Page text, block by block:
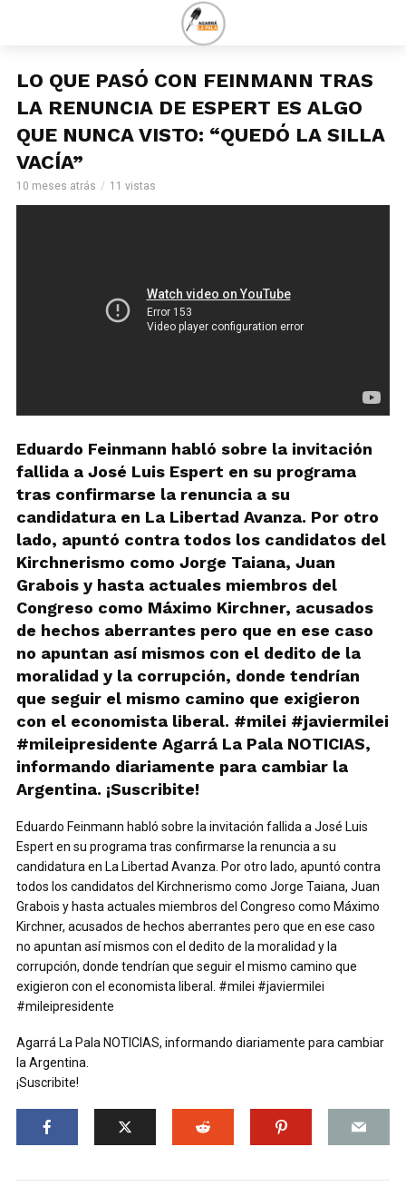
LO QUE PASÓ CON FEINMANN TRAS
LA RENUNCIA DE ESPERT ES ALGO
QUE NUNCA VISTO: “QUEDÓ LA SILLA
VACÍA”
10 meses atrás 11 vistas
Eduardo Feinmann habló sobre la invitación
fallida a José Luis Espert en su programa
tras confirmarse la renuncia a su
candidatura en La Libertad Avanza. Por otro
lado, apuntó contra todos los candidatos del
Kirchnerismo como Jorge Taiana, Juan
Grabois y hasta actuales miembros del
Congreso como Máximo Kirchner, acusados
de hechos aberrantes pero que en ese caso
no apuntan así mismos con el dedito de la
moralidad y la corrupción, donde tendrían
que seguir el mismo camino que exigieron
con el economista liberal. #milei #javiermilei
#mileipresidente Agarrá La Pala NOTICIAS,
informando diariamente para cambiar la
Argentina. ¡Suscribite!
Eduardo Feinmann habló sobre la invitación fallida a José Luis
Espert en su programa tras confirmarse la renuncia a su
candidatura en La Libertad Avanza. Por otro lado, apuntó contra
todos los candidatos del Kirchnerismo como Jorge Taiana, Juan
Grabois y hasta actuales miembros del Congreso como Máximo
Kirchner, acusados de hechos aberrantes pero que en ese caso
no apuntan así mismos con el dedito de la moralidad y la
corrupción, donde tendrían que seguir el mismo camino que
exigieron con el economista liberal. #milei #javiermilei
#mileipresidente
Agarrá La Pala NOTICIAS, informando diariamente para cambiar
la Argentina.
¡Suscribite!